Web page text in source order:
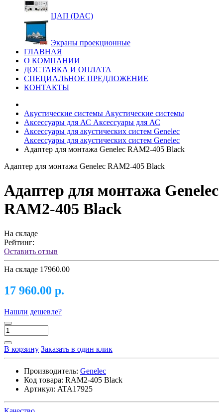
ЦАП (DAC)
Экраны проекционные
ГЛАВНАЯ
О КОМПАНИИ
ДОСТАВКА И ОПЛАТА
СПЕЦИАЛЬНОЕ ПРЕДЛОЖЕНИЕ
КОНТАКТЫ
Акустические системы Акустические системы
Аксессуары для АС Аксессуары для АС
Аксессуары для акустических систем Genelec
Аксессуары для акустических систем Genelec
Адаптер для монтажа Genelec RAM2-405 Black
Адаптер для монтажа Genelec RAM2-405 Black
Адаптер для монтажа Genelec
RAM2-405 Black
На складе
Рейтинг:
Оставить отзыв
На складе 17960.00
17 960.00 р.
Нашли дешевле?
В корзину Заказать в один клик
Производитель: Genelec
Код товара: RAM2-405 Black
Артикул: ATA17925